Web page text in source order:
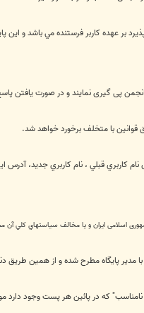
بر عهده كاربر فرستنده مي باشد و
پی گیری نمایند و در صورت یافتن
قوانین با متخلف برخورد خواهد شد.
كاربري قبلي ، نام كاربري جديد، آدرس
اسلامی ایران و يا مخالف سياستهاي کلي آن
با مدیر پایگاه مطرح شده و از همین
که در پائین هر پست وجود